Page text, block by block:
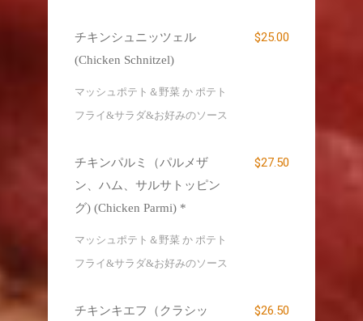
チキンシュニッツェル
(Chicken Schnitzel)
マッシュポテト＆野菜 か ポテト
フライ&サラダ&お好みのソース
$25.00
チキンパルミ（パルメザ
ン、ハム、サルサトッピン
グ) (Chicken Parmi) *
マッシュポテト＆野菜 か ポテト
フライ&サラダ&お好みのソース
$27.50
チキンキエフ（クラシッ
$26.50